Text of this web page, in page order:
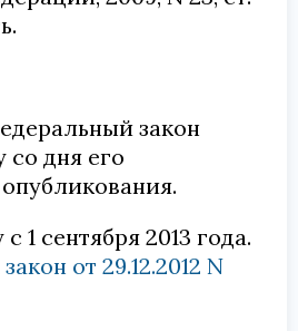
закон
со дня его
1 сентября 2013 года.
от 29.12.2012 N